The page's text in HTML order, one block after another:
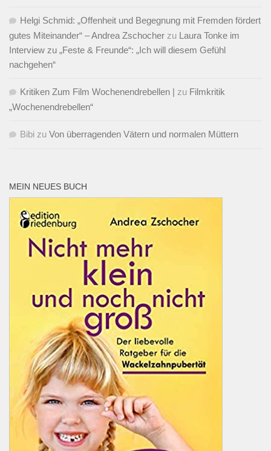
Helgi Schmid: „Offenheit und Begegnung mit Fremden fördert
gutes Miteinander“ – Andrea Zschocher zu Laura Tonke im
Interview zu „Feste & Freunde“: „Ich will diesem Gefühl
nachgehen“
Kritiken Zum Film Wochenendrebellen | zu Filmkritik
„Wochenendrebellen“
Bibi zu Von überragenden Vätern und normalen Müttern
MEIN NEUES BUCH